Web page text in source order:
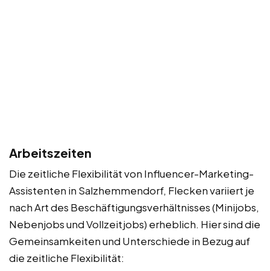
Arbeitszeiten
Die zeitliche Flexibilität von Influencer-Marketing-
Assistenten in Salzhemmendorf, Flecken variiert je
nach Art des Beschäftigungsverhältnisses (Minijobs,
Nebenjobs und Vollzeitjobs) erheblich. Hier sind die
Gemeinsamkeiten und Unterschiede in Bezug auf
die zeitliche Flexibilität: